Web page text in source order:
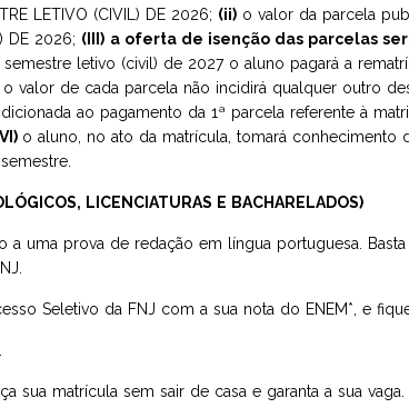
LETIVO (CIVIL) DE 2026; (ii) o valor da parcela
DE 2026; (III) a oferta de isenção das parcelas
letivo (civil) de 2027 o aluno pagará a
valor de cada parcela não incidirá qualquer outro
ao pagamento da 1ª parcela referente à
o aluno, no ato da matrícula, tomará conhecimento
LICENCIATURAS E BACHARELADOS)
uma prova de redação em língua portuguesa.
Seletivo da FNJ com a sua nota do ENEM*, e
sua matrícula sem sair de casa e garanta a sua vaga.